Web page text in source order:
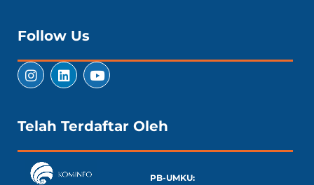
Follow Us
Telah Terdaftar Oleh
PB-UMKU: